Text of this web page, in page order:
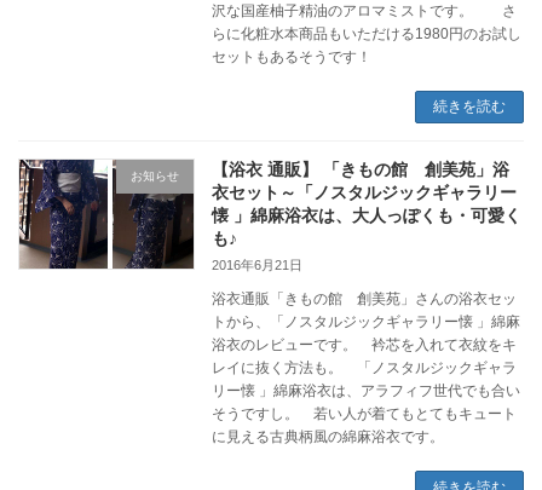
沢な国産柚子精油のアロマミストです。 さ
らに化粧水本商品もいただける1980円のお試し
セットもあるそうです！
続きを読む
お知らせ
【浴衣 通販】 「きもの館 創美苑」浴
衣セット～「ノスタルジックギャラリー
懐 」綿麻浴衣は、大人っぽくも・可愛く
も♪
2016年6月21日
浴衣通販「きもの館 創美苑」さんの浴衣セッ
トから、「ノスタルジックギャラリー懐 」綿麻
浴衣のレビューです。 衿芯を入れて衣紋をキ
レイに抜く方法も。 「ノスタルジックギャラ
リー懐 」綿麻浴衣は、アラフィフ世代でも合い
そうですし。 若い人が着てもとてもキュート
に見える古典柄風の綿麻浴衣です。